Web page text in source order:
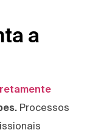
a
Processos